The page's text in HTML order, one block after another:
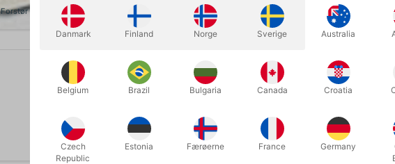
Forstør
Magiens hemmelige hjælpemiddel, der kan bruges til SÅ mange effekter, at
Tommelfingeren der passer rigtig godt til de fleste juniorer, kvinder eller som
diameter: 21 mm.
Danmark Finland Norge Sverige Australia
Belgium Brazil Bulgaria Canada Croatia
Czech
Republic
Estonia Færøerne France Germany